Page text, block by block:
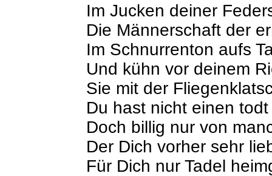
Im Jucken deiner
Die Männerschaft der
Im Schnurrenton aufs
Und kühn vor deinem
Sie mit der
Du hast nicht einen
Doch billig nur von
Der Dich vorher sehr
Für Dich nur Tadel